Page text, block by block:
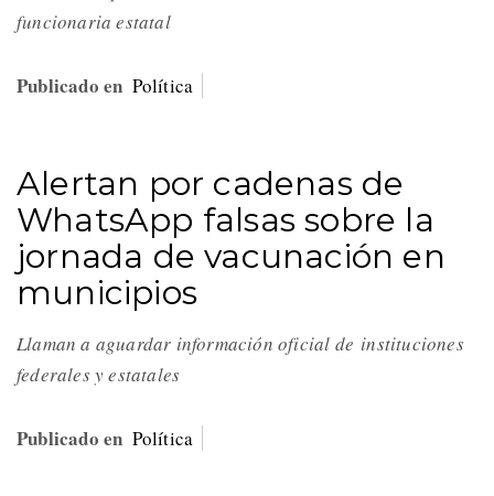
funcionaria estatal
Publicado en Política
Alertan por cadenas de
WhatsApp falsas sobre la
jornada de vacunación en
municipios
Llaman a aguardar información oficial de instituciones
federales y estatales
Publicado en Política